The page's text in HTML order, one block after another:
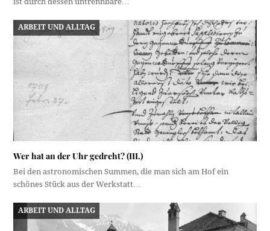
ARBEIT UND ALLTAG
Wer hat an der Uhr gedreht? (III.)
Bei den astronomischen Summen, die man sich am Hof ein
schönes Stück aus der Werkstatt…
ARBEIT UND ALLTAG